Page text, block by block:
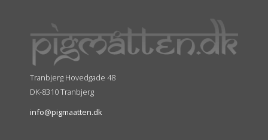
Tranbjerg Hovedgade 48
DK-8310 Tranbjerg
info@pigmaatten.dk